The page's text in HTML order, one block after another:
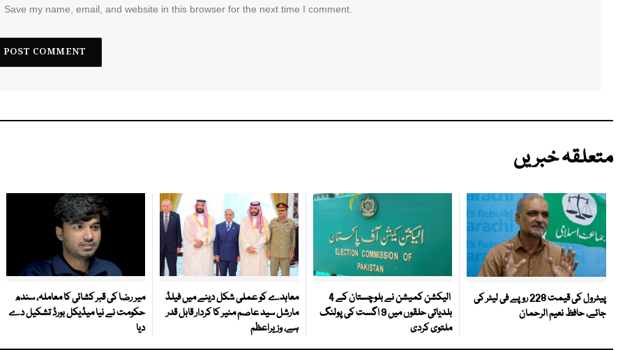
Save my name, email, and website in this browser for the next time I comment.
متعلقہ خبریں
پیٹرول کی قیمت 228 روپے فی لیٹر کی
جائے، حافظ نعیم الرحمان
الیکشن کمیشن نے بلوچستان کے 4
بلدیاتی حلقوں میں 9 اگست کی پولنگ
ملتوی کردی
معاہدے کو عملی شکل دینے میں فیلڈ
مارشل سید عاصم منیر کا کردار قابل قدر
ہے، وزیراعظم
میر رضا کی قبر کشائی کا معاملہ، سندھ
حکومت نے نیا میڈیکل بورڈ تشکیل دے
دیا